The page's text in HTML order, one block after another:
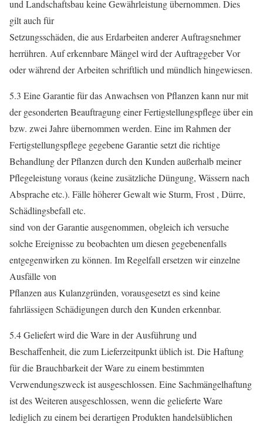
und Landschaftsbau keine Gewährleistung übernommen. Dies
gilt auch für
Setzungsschäden, die aus Erdarbeiten anderer Auftragsnehmer
herrühren. Auf erkennbare Mängel wird der Auftraggeber Vor
oder während der Arbeiten schriftlich und mündlich hingewiesen.
5.3 Eine Garantie für das Anwachsen von Pflanzen kann nur mit
der gesonderten Beauftragung einer Fertigstellungspflege über ein
bzw. zwei Jahre übernommen werden. Eine im Rahmen der
Fertigstellungspflege gegebene Garantie setzt die richtige
Behandlung der Pflanzen durch den Kunden außerhalb meiner
Pflegeleistung voraus (keine zusätzliche Düngung, Wässern nach
Absprache etc.). Fälle höherer Gewalt wie Sturm, Frost , Dürre,
Schädlingsbefall etc.
sind von der Garantie ausgenommen, obgleich ich versuche
solche Ereignisse zu beobachten um diesen gegebenenfalls
entgegenwirken zu können. Im Regelfall ersetzen wir einzelne
Ausfälle von
Pflanzen aus Kulanzgründen, vorausgesetzt es sind keine
fahrlässigen Schädigungen durch den Kunden erkennbar.
5.4 Geliefert wird die Ware in der Ausführung und
Beschaffenheit, die zum Lieferzeitpunkt üblich ist. Die Haftung
für die Brauchbarkeit der Ware zu einem bestimmten
Verwendungszweck ist ausgeschlossen. Eine Sachmängelhaftung
ist des Weiteren ausgeschlossen, wenn die gelieferte Ware
lediglich zu einem bei derartigen Produkten handelsüblichen